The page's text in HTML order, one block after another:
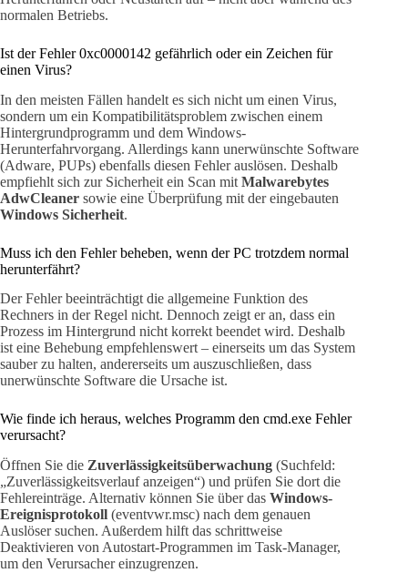
normalen Betriebs.
Ist der Fehler 0xc0000142 gefährlich oder ein Zeichen für
einen Virus?
In den meisten Fällen handelt es sich nicht um einen Virus,
sondern um ein Kompatibilitätsproblem zwischen einem
Hintergrundprogramm und dem Windows-
Herunterfahrvorgang. Allerdings kann unerwünschte Software
(Adware, PUPs) ebenfalls diesen Fehler auslösen. Deshalb
empfiehlt sich zur Sicherheit ein Scan mit Malwarebytes
AdwCleaner sowie eine Überprüfung mit der eingebauten
Windows Sicherheit.
Muss ich den Fehler beheben, wenn der PC trotzdem normal
herunterfährt?
Der Fehler beeinträchtigt die allgemeine Funktion des
Rechners in der Regel nicht. Dennoch zeigt er an, dass ein
Prozess im Hintergrund nicht korrekt beendet wird. Deshalb
ist eine Behebung empfehlenswert – einerseits um das System
sauber zu halten, andererseits um auszuschließen, dass
unerwünschte Software die Ursache ist.
Wie finde ich heraus, welches Programm den cmd.exe Fehler
verursacht?
Öffnen Sie die Zuverlässigkeitsüberwachung (Suchfeld:
„Zuverlässigkeitsverlauf anzeigen“) und prüfen Sie dort die
Fehlereinträge. Alternativ können Sie über das Windows-
Ereignisprotokoll (eventvwr.msc) nach dem genauen
Auslöser suchen. Außerdem hilft das schrittweise
Deaktivieren von Autostart-Programmen im Task-Manager,
um den Verursacher einzugrenzen.